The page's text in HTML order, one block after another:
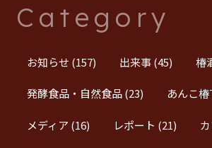
Category
お知らせ (157) 出来事(45) 椿
発酵食品・自然食品(23) あんこ椿
メディア (16) レポート (21)